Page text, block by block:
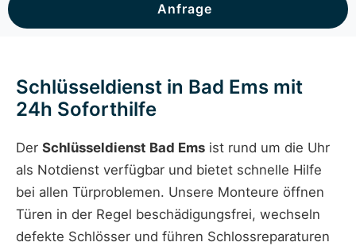
Anfrage
Schlüsseldienst in Bad Ems mit
24h Soforthilfe
Der Schlüsseldienst Bad Ems ist rund um die Uhr
als Notdienst verfügbar und bietet schnelle Hilfe
bei allen Türproblemen. Unsere Monteure öffnen
Türen in der Regel beschädigungsfrei, wechseln
defekte Schlösser und führen Schlossreparaturen